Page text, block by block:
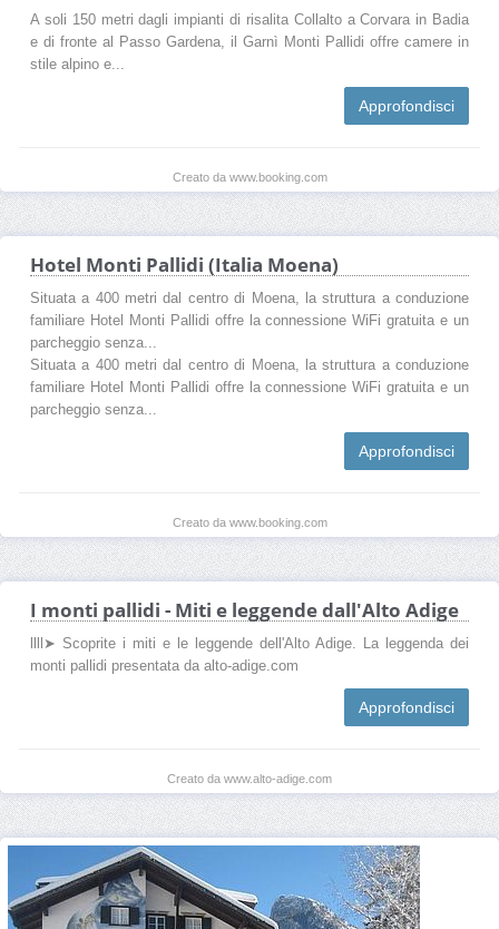
A soli 150 metri dagli impianti di risalita Collalto a Corvara in Badia
e di fronte al Passo Gardena, il Garnì Monti Pallidi offre camere in
stile alpino e...
Approfondisci
Creato da www.booking.com
Hotel Monti Pallidi (Italia Moena)
Situata a 400 metri dal centro di Moena, la struttura a conduzione
familiare Hotel Monti Pallidi offre la connessione WiFi gratuita e un
parcheggio senza...
Situata a 400 metri dal centro di Moena, la struttura a conduzione
familiare Hotel Monti Pallidi offre la connessione WiFi gratuita e un
parcheggio senza...
Approfondisci
Creato da www.booking.com
I monti pallidi - Miti e leggende dall'Alto Adige
llll➤ Scoprite i miti e le leggende dell'Alto Adige. La leggenda dei
monti pallidi presentata da alto-adige.com
Approfondisci
Creato da www.alto-adige.com